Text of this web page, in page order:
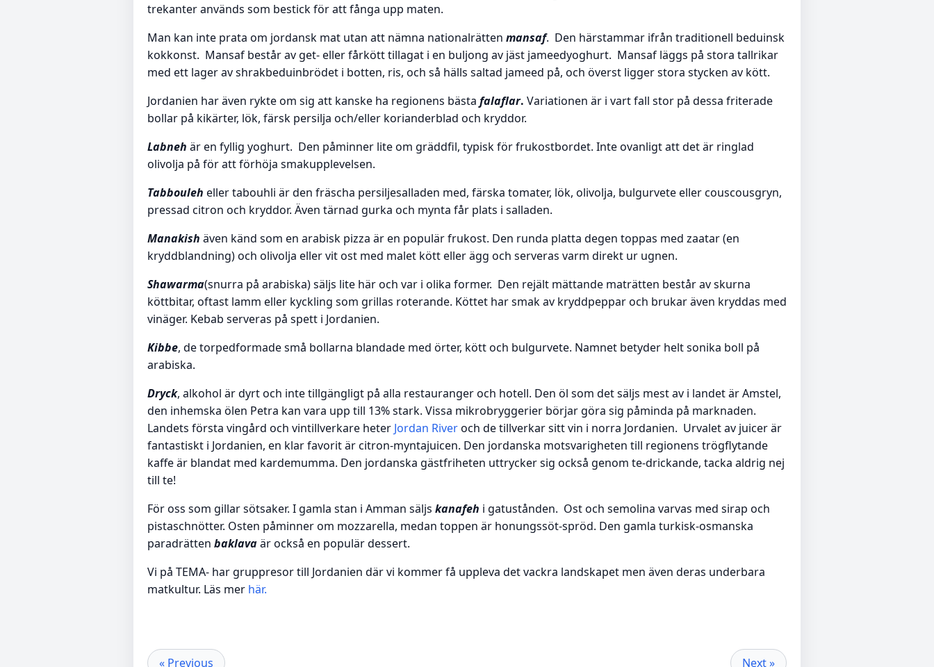
trekanter används som bestick för att fånga upp maten.
Man kan inte prata om jordansk mat utan att nämna nationalrätten mansaf. Den härstammar ifrån traditionell beduinsk
kokkonst. Mansaf består av get- eller fårkött tillagat i en buljong av jäst jameedyoghurt. Mansaf läggs på stora tallrikar
med ett lager av shrakbeduinbrödet i botten, ris, och så hälls saltad jameed på, och överst ligger stora stycken av kött.
Jordanien har även rykte om sig att kanske ha regionens bästa falaflar. Variationen är i vart fall stor på dessa friterade
bollar på kikärter, lök, färsk persilja och/eller korianderblad och kryddor.
Labneh är en fyllig yoghurt. Den påminner lite om gräddfil, typisk för frukostbordet. Inte ovanligt att det är ringlad
olivolja på för att förhöja smakupplevelsen.
Tabbouleh eller tabouhli är den fräscha persiljesalladen med, färska tomater, lök, olivolja, bulgurvete eller couscousgryn,
pressad citron och kryddor. Även tärnad gurka och mynta får plats i salladen.
Manakish även känd som en arabisk pizza är en populär frukost. Den runda platta degen toppas med zaatar (en
kryddblandning) och olivolja eller vit ost med malet kött eller ägg och serveras varm direkt ur ugnen.
Shawarma(snurra på arabiska) säljs lite här och var i olika former. Den rejält mättande maträtten består av skurna
köttbitar, oftast lamm eller kyckling som grillas roterande. Köttet har smak av kryddpeppar och brukar även kryddas med
vinäger. Kebab serveras på spett i Jordanien.
Kibbe, de torpedformade små bollarna blandade med örter, kött och bulgurvete. Namnet betyder helt sonika boll på
arabiska.
Dryck, alkohol är dyrt och inte tillgängligt på alla restauranger och hotell. Den öl som det säljs mest av i landet är Amstel,
den inhemska ölen Petra kan vara upp till 13% stark. Vissa mikrobryggerier börjar göra sig påminda på marknaden.
Landets första vingård och vintillverkare heter Jordan Riveroch de tillverkar sitt vin i norra Jordanien. Urvalet av juicer är
fantastiskt i Jordanien, en klar favorit är citron-myntajuicen. Den jordanska motsvarigheten till regionens trögflytande
kaffe är blandat med kardemumma. Den jordanska gästfriheten uttrycker sig också genom te-drickande, tacka aldrig nej
till te!
För oss som gillar sötsaker. I gamla stan i Amman säljs kanafeh i gatustånden. Ost och semolina varvas med sirap och
pistaschnötter. Osten påminner om mozzarella, medan toppen är honungssöt-spröd. Den gamla turkisk-osmanska
paradrätten baklavaär också en populär dessert.
Vi på TEMA- har gruppresor till Jordanien där vi kommer få uppleva det vackra landskapet men även deras underbara
matkultur. Läs mer här.
« Previous Next »